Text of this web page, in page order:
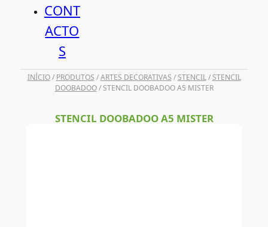
CONT
ACTO
S
INÍCIO/ PRODUTOS /ARTES DECORATIVAS /STENCIL/STENCIL
DOOBADOO/ STENCIL DOOBADOO A5 MISTER
STENCIL DOOBADOO A5 MISTER